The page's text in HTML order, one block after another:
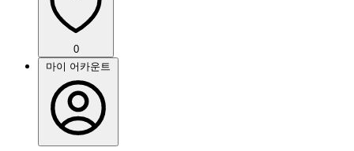
0
마이 어카운트